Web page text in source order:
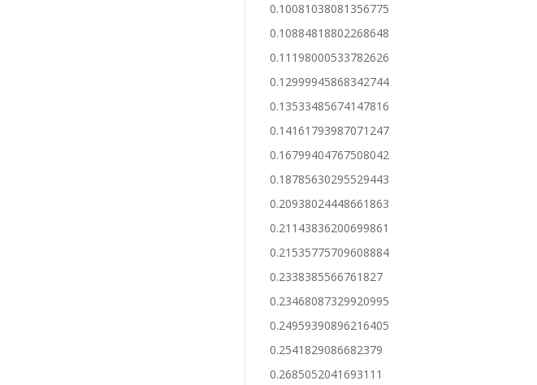
0.10081038081356775
0.10884818802268648
0.11198000533782626
0.12999945868342744
0.13533485674147816
0.14161793987071247
0.16799404767508042
0.18785630295529443
0.20938024448661863
0.21143836200699861
0.21535775709608884
0.2338385566761827
0.23468087329920995
0.24959390896216405
0.2541829086682379
0.2685052041693111